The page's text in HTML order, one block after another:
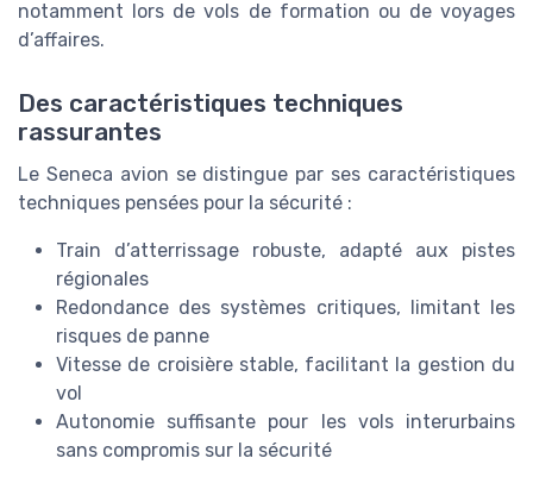
notamment lors de vols de formation ou de voyages
d’affaires.
Des caractéristiques techniques
rassurantes
Le Seneca avion se distingue par ses caractéristiques
techniques pensées pour la sécurité :
Train d’atterrissage robuste, adapté aux pistes
régionales
Redondance des systèmes critiques, limitant les
risques de panne
Vitesse de croisière stable, facilitant la gestion du
vol
Autonomie suffisante pour les vols interurbains
sans compromis sur la sécurité